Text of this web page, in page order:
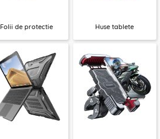
Folii de protectie Huse tablete